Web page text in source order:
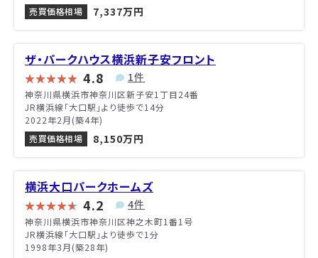
売買価格相場
7,337万円
ザ・パークハウス横浜新子安フロント
4.8 1件
神奈川県横浜市神奈川区新子安1丁目24番
JR横浜線「大口駅」より徒歩で14分
2022年2月(築4年)
売買価格相場
8,150万円
横浜大口パークホームズ
4.2 4件
神奈川県横浜市神奈川区神之木町1番1号
JR横浜線「大口駅」より徒歩で1分
1998年3月(築28年)